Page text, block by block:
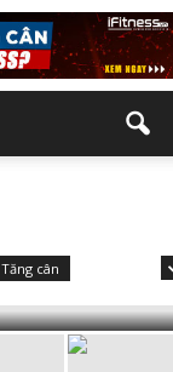
Tăng cân
cho nữ